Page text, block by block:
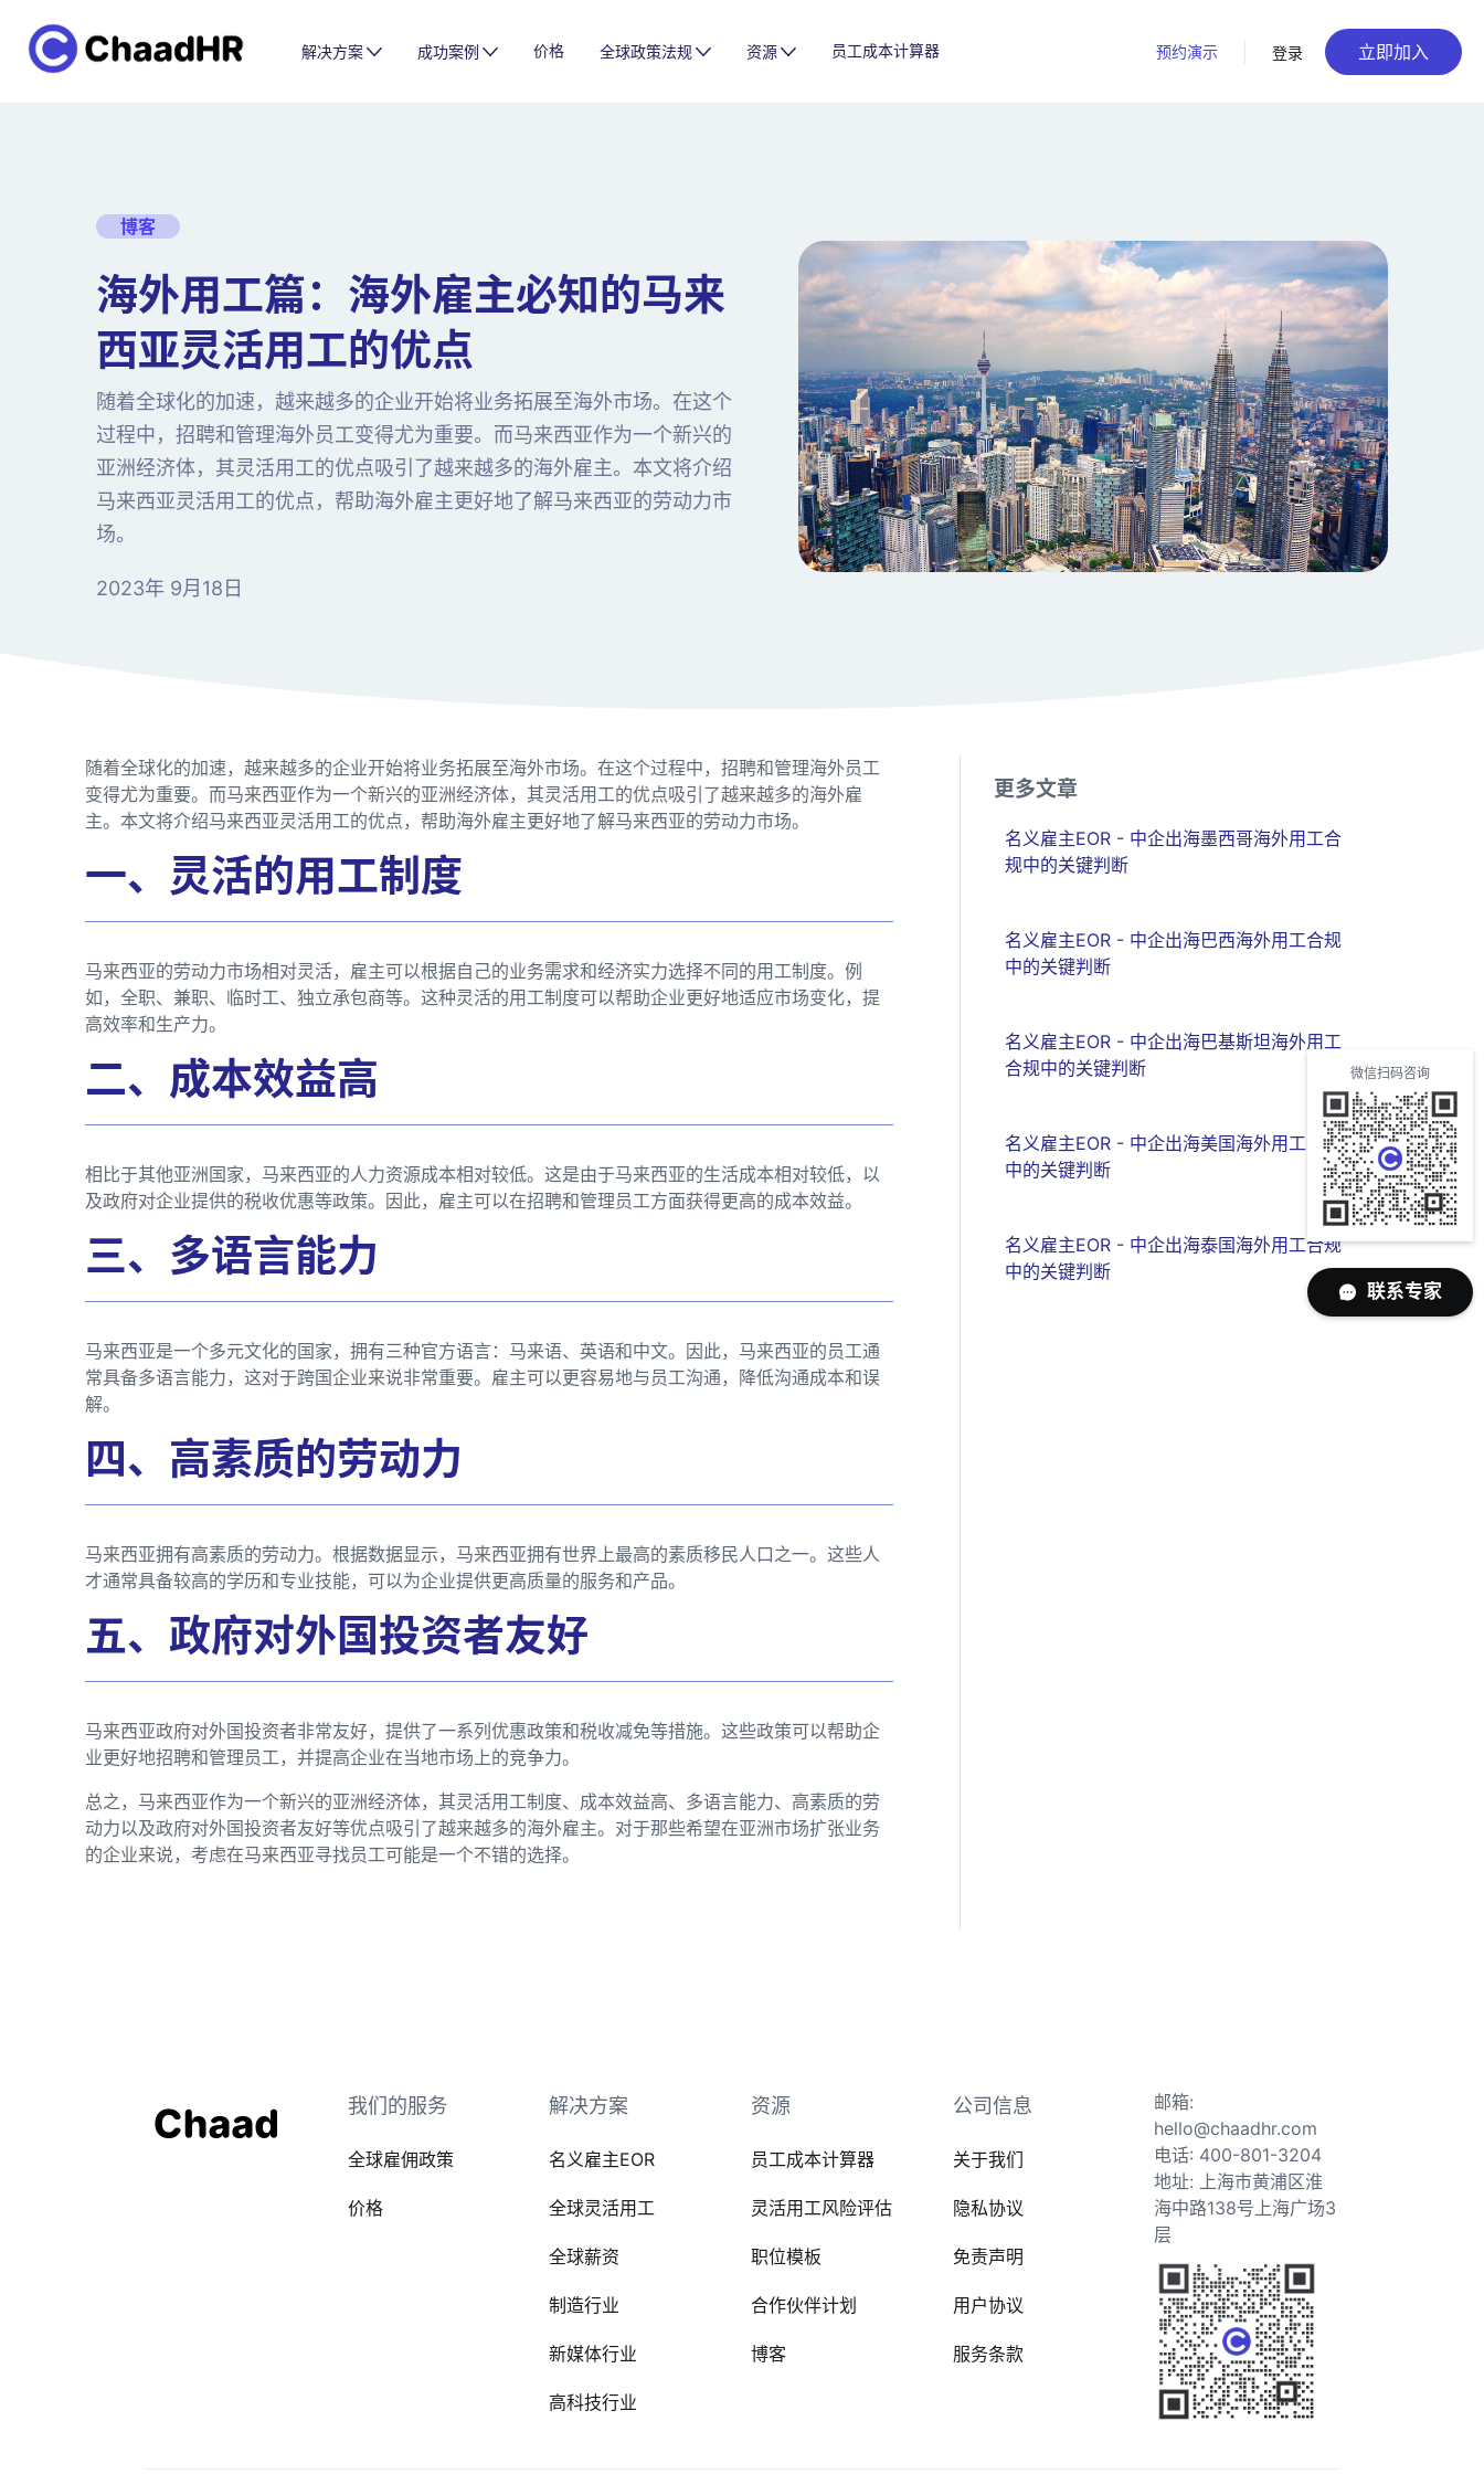
解决方案 成功案例 价格 全球政策法规 资源 员工成本计算器 预约演示 登录 立即加入
博客
海外用工篇：海外雇主必知的马来
西亚灵活用工的优点
随着全球化的加速，越来越多的企业开始将业务拓展至海外市场。在这个
过程中，招聘和管理海外员工变得尤为重要。而马来西亚作为一个新兴的
亚洲经济体，其灵活用工的优点吸引了越来越多的海外雇主。本文将介绍
马来西亚灵活用工的优点，帮助海外雇主更好地了解马来西亚的劳动力市
场。
2023年 9月18日
随着全球化的加速，越来越多的企业开始将业务拓展至海外市场。在这个过程中，招聘和管理海外员工
变得尤为重要。而马来西亚作为一个新兴的亚洲经济体，其灵活用工的优点吸引了越来越多的海外雇
主。本文将介绍马来西亚灵活用工的优点，帮助海外雇主更好地了解马来西亚的劳动力市场。
一、灵活的用工制度
马来西亚的劳动力市场相对灵活，雇主可以根据自己的业务需求和经济实力选择不同的用工制度。例
如，全职、兼职、临时工、独立承包商等。这种灵活的用工制度可以帮助企业更好地适应市场变化，提
高效率和生产力。
二、成本效益高
相比于其他亚洲国家，马来西亚的人力资源成本相对较低。这是由于马来西亚的生活成本相对较低，以
及政府对企业提供的税收优惠等政策。因此，雇主可以在招聘和管理员工方面获得更高的成本效益。
三、多语言能力
马来西亚是一个多元文化的国家，拥有三种官方语言：马来语、英语和中文。因此，马来西亚的员工通
常具备多语言能力，这对于跨国企业来说非常重要。雇主可以更容易地与员工沟通，降低沟通成本和误
解。
四、高素质的劳动力
马来西亚拥有高素质的劳动力。根据数据显示，马来西亚拥有世界上最高的素质移民人口之一。这些人
才通常具备较高的学历和专业技能，可以为企业提供更高质量的服务和产品。
五、政府对外国投资者友好
马来西亚政府对外国投资者非常友好，提供了一系列优惠政策和税收减免等措施。这些政策可以帮助企
业更好地招聘和管理员工，并提高企业在当地市场上的竞争力。
总之，马来西亚作为一个新兴的亚洲经济体，其灵活用工制度、成本效益高、多语言能力、高素质的劳
动力以及政府对外国投资者友好等优点吸引了越来越多的海外雇主。对于那些希望在亚洲市场扩张业务
的企业来说，考虑在马来西亚寻找员工可能是一个不错的选择。
更多文章
名义雇主EOR - 中企出海墨西哥海外用工合
规中的关键判断
名义雇主EOR - 中企出海巴西海外用工合规
中的关键判断
名义雇主EOR - 中企出海巴基斯坦海外用工
合规中的关键判断
名义雇主EOR - 中企出海美国海外用工合规
中的关键判断
名义雇主EOR - 中企出海泰国海外用工合规
中的关键判断
我们的服务
全球雇佣政策
价格
解决方案
名义雇主EOR
全球灵活用工
全球薪资
制造行业
新媒体行业
高科技行业
资源
员工成本计算器
灵活用工风险评估
职位模板
合作伙伴计划
博客
公司信息
关于我们
隐私协议
免责声明
用户协议
服务条款
邮箱:
hello@chaadhr.com
电话: 400-801-3204
地址: 上海市黄浦区淮
海中路138号上海广场3
层
微信扫码咨询
联系专家